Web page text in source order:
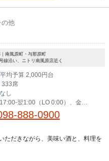
の他
｜南風原町・与那原町
線沿い、ニトリ南風原店近く
平均予算 2,000円台
333席
なし
17:00-翌1:00（LO 0:00）、金土
翌2:00（LO 翌1:00）
888-0900
ただきながら、美味い酒と、料理を